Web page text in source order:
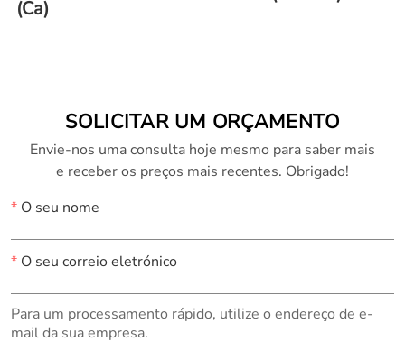
(Ca)
SOLICITAR UM ORÇAMENTO
Envie-nos uma consulta hoje mesmo para saber mais
e receber os preços mais recentes. Obrigado!
*O seu nome
*O seu correio eletrónico
Para um processamento rápido, utilize o endereço de e-
mail da sua empresa.